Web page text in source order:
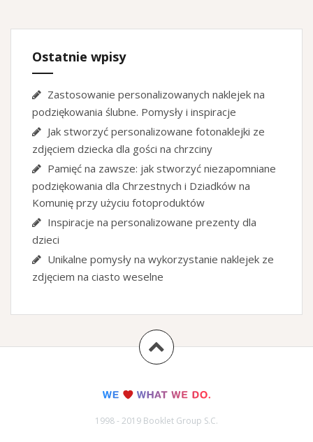
Ostatnie wpisy
Zastosowanie personalizowanych naklejek na
podziękowania ślubne. Pomysły i inspiracje
Jak stworzyć personalizowane fotonaklejki ze
zdjęciem dziecka dla gości na chrzciny
Pamięć na zawsze: jak stworzyć niezapomniane
podziękowania dla Chrzestnych i Dziadków na
Komunię przy użyciu fotoproduktów
Inspiracje na personalizowane prezenty dla
dzieci
Unikalne pomysły na wykorzystanie naklejek ze
zdjęciem na ciasto weselne
1998 - 2019 Booklet Group S.C.